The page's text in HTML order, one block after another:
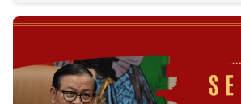
INDONESIA
Partner